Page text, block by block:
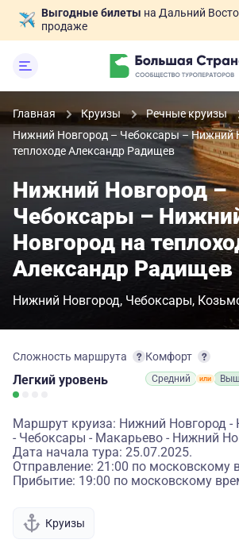
Выгодные билеты на Дальний
продаже
Главная Круизы
Речные круизы
Нижний Новгород – Чебоксары – Нижний
теплоходе Александр Радищев
Нижний Новгород –
Чебоксары –
Новгород на
Александр Радищев
Нижний Новгород Чебоксары
Сложность маршрута
Легкий уровень
Комфорт
Средний
Маршрут круиза: Нижний Новгород -
- Чебоксары - Макарьево - Нижний
Дата начала тура: 25.07.2025.
Отправление: 21:00 по московскому
Прибытие: 19:00 по московскому
Круизы